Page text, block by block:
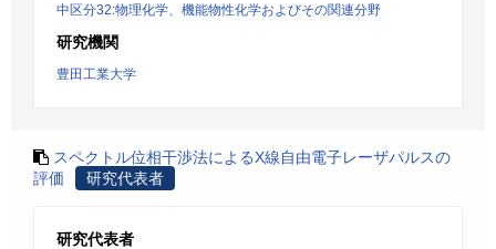
中区分32:物理化学、機能物性化学およびその関連分野
研究機関
豊田工業大学
スペクトル位相干渉法によるX線自由電子レーザパルスの
評価
研究代表者
研究代表者